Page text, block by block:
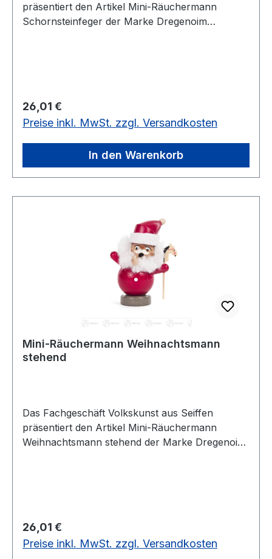
präsentiert den Artikel Mini-Räuchermann
Schornsteinfeger der Marke Dregenoim
Regulärer Preis:
26,01 €
Preise inkl. MwSt. zzgl. Versandkosten
In den Warenkorb
Mini-Räuchermann Weihnachtsmann
stehend
Das Fachgeschäft Volkskunst aus Seiffen
präsentiert den Artikel Mini-Räuchermann
Weihnachtsmann stehend der Marke Dregenoim
Regulärer Preis:
26,01 €
Preise inkl. MwSt. zzgl. Versandkosten